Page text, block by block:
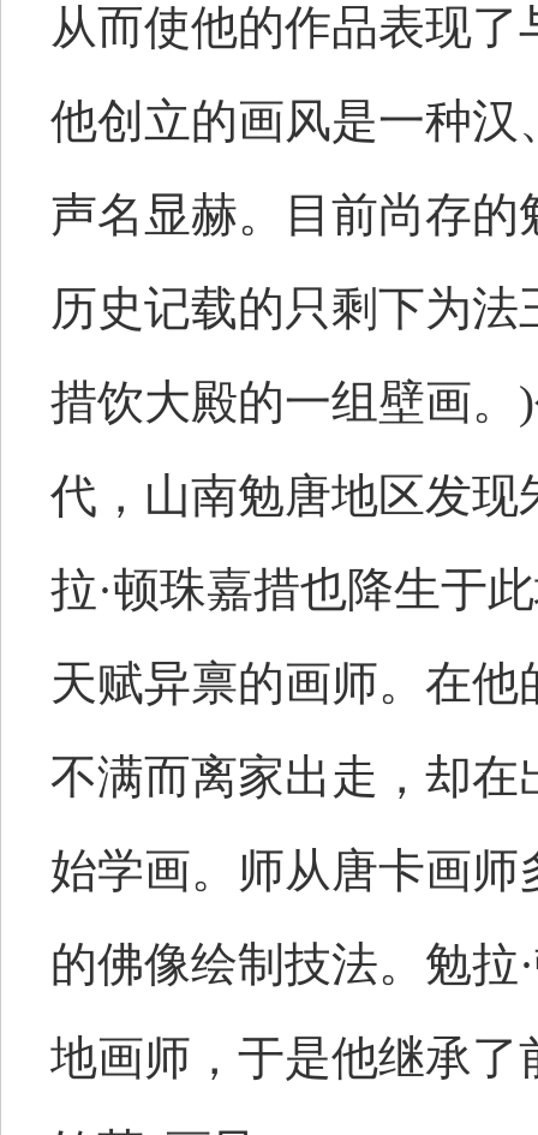
从而使他的作品表现
他创立的画风是一种
声名显赫。目前尚存
历史记载的只剩下为
措饮大殿的一组壁画
代，山南勉唐地区发
拉·顿珠嘉措也降生于
天赋异禀的画师。在
不满而离家出走，却
始学画。师从唐卡画师
的佛像绘制技法。勉拉
地画师，于是他继承了